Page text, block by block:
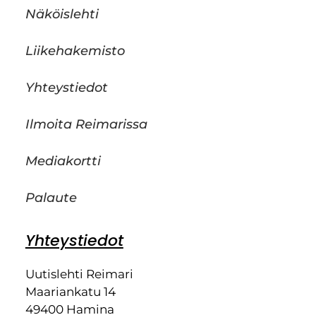
Näköislehti
Liikehakemisto
Yhteystiedot
Ilmoita Reimarissa
Mediakortti
Palaute
Yhteystiedot
Uutislehti Reimari
Maariankatu 14
49400 Hamina